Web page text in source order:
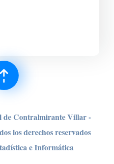
Contralmirante Villar -
los derechos reservados
e Informática